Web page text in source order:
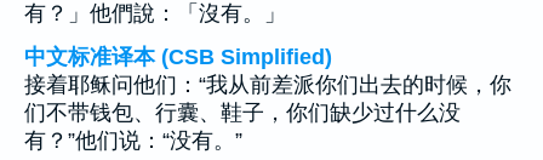
有？」他們說：「沒有。」
中文标准译本 (CSB Simplified)
接着耶稣问他们：“我从前差派你们出去的时候，你
们不带钱包、行囊、鞋子，你们缺少过什么没
有？”他们说：“没有。”